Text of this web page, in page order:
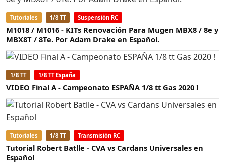
Tutoriales 1/8 TT Suspensión RC
M1018 / M1016 - KITs Renovación Para Mugen MBX8 / 8e y
MBX8T / 8Te. Por Adam Drake en Español.
1/8 TT 1/8 TT España
VIDEO Final A - Campeonato ESPAÑA 1/8 tt Gas 2020 !
Tutoriales 1/8 TT Transmisión RC
Tutorial Robert Batlle - CVA vs Cardans Universales en
Español